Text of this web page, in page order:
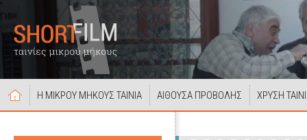
Η ΜΙΚΡΟΥ ΜΗΚΟΥΣ ΤΑΙΝΙΑ ΑΙΘΟΥΣΑ ΠΡΟΒΟΛΗΣ ΧΡΥΣΗ